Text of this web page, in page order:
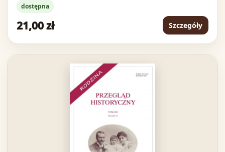
dostępna
21,00 zł Szczegóły